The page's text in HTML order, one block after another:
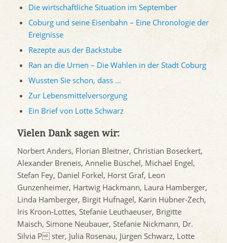
Die wirtschaftliche Situation im September
Coburg und seine Eisenbahn – Eine Chronologie der
Ereignisse
Rezepte aus der Backstube
Ran an die Urnen – Die Wahlen in der Stadt Coburg
Wussten Sie schon, dass …
Zur Lebensmittelversorgung
Ein Brief von Lotte Schwarz
Vielen Dank sagen wir:
Norbert Anders, Florian Bleitner, Christian Boseckert,
Alexander Breneis, Annelie Büschel, Michael Engel,
Stefan Fey, Daniel Forkel, Horst Graf, Leon
Gunzenheimer, Hartwig Hackmann, Laura Hamberger,
Linda Hamberger, Birgit Hufnagel, Karin Hübner-Zech,
Iris Kroon-Lottes, Stefanie Leuthaeuser, Brigitte
Maisch, Simone Neubauer, Stefanie Nickmann, Dr.
Silvia P ster, Julia Rosenau, Jürgen Schwarz, Lotte